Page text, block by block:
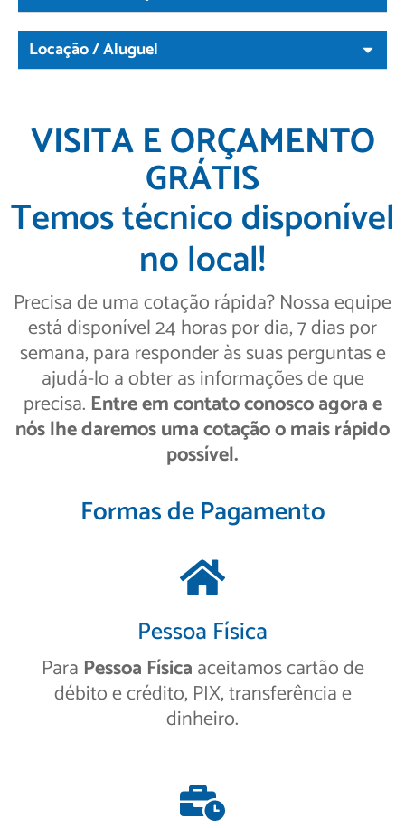
Locação / Aluguel
VISITA E ORÇAMENTO
GRÁTIS
Temos técnico disponível
no local!
Precisa de uma cotação rápida? Nossa equipe
está disponível 24 horas por dia, 7 dias por
semana, para responder às suas perguntas e
ajudá-lo a obter as informações de que
precisa. Entre em contato conosco agora e
nós lhe daremos uma cotação o mais rápido
possível.
Formas de Pagamento
Pessoa Física
Para Pessoa Físicaaceitamos cartão de
débito e crédito, PIX, transferência e
dinheiro.